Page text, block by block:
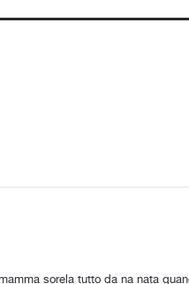
sorela tutto da na nata